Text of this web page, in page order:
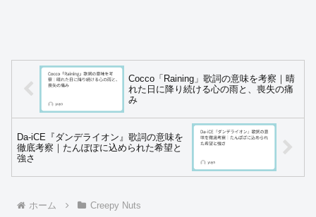
Cocco「Raining」歌詞の意味を考察｜晴
れた日に降り続ける心の雨と、喪失の痛
み
Da-iCE『ダンデライオン』歌詞の意味を
徹底考察｜たんぽぽに込められた希望と
強さ
ホーム Creepy Nuts